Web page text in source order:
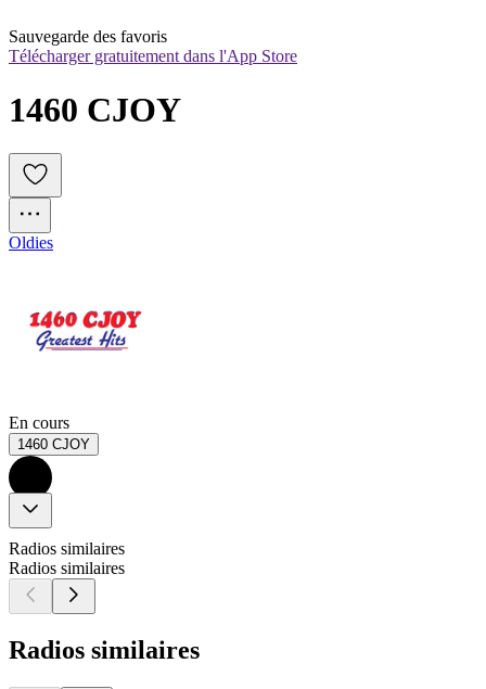
Sauvegarde des favoris
Télécharger gratuitement dans l'App Store
1460 CJOY
Oldies
En cours
1460 CJOY
Radios similaires
Radios similaires
Radios similaires